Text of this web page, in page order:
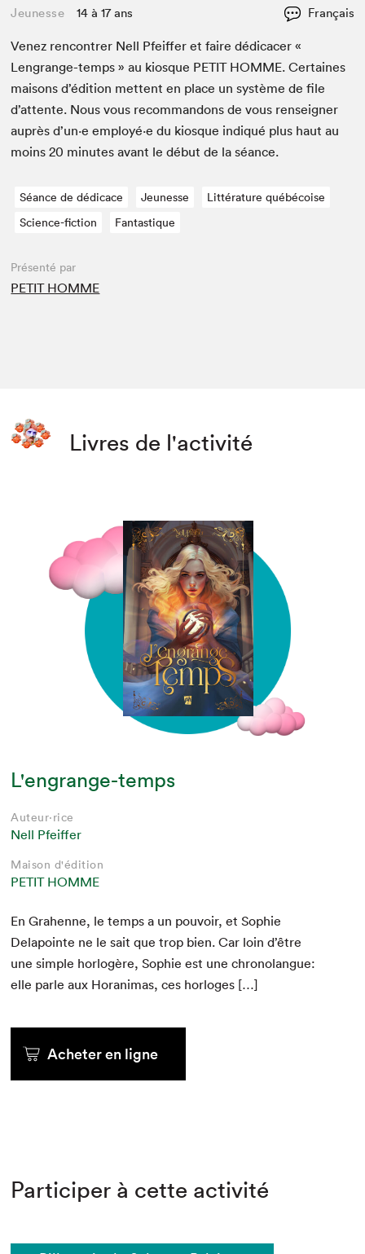
Jeunesse 14 à 17 ans Français
Venez ren­con­tr­er Nell Pfeif­fer et faire dédi­cac­er «
Lengrange-temps » au kiosque PETIT HOMME. Cer­taines
maisons d’édi­tion met­tent en place un sys­tème de file
d’at­tente. Nous vous recom­man­dons de vous ren­seign­er
auprès d’un·e employé·e du kiosque indiqué plus haut au
moins20 min­utes avant le début de la séance.
Séance de dédicace Jeunesse
Littérature québécoise
Science-fiction
Fantastique
Présenté par
PETIT HOMME
Livres de l'activité
L'engrange-temps
Auteur·rice
Nell Pfeiffer
Maison d'édition
PETIT HOMME
En Gra­henne, le temps a un pou­voir, et Sophie
Dela­pointe ne le sait que trop bien. Car loin d’être
une sim­ple hor­logère, Sophie est une chronolangue:
elle par­le aux Horan­i­mas, ces horloges […]
Acheter en ligne
Participer à cette activité